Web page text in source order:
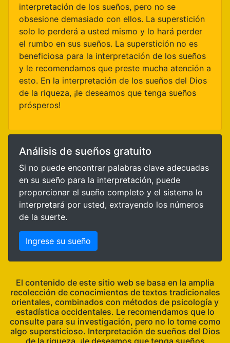
interpretación de los sueños, pero no se
obsesione demasiado con ellos. La superstición
solo lo perderá a usted mismo y lo hará perder
el rumbo en sus sueños. La superstición no es
beneficiosa para la interpretación de los sueños
y le recomendamos que preste mucha atención a
esto. En la interpretación de los sueños del Dios
de la riqueza, ¡le deseamos que tenga sueños
prósperos!
Análisis de sueños gratuito
Si no puede encontrar palabras clave adecuadas
en su sueño para la interpretación, puede
proporcionar el sueño completo y el sistema lo
interpretará por usted, extrayendo los números
de la suerte.
Ingrese su sueño
El contenido de este sitio web se basa en la amplia
recolección de conocimientos de textos tradicionales
orientales, combinados con métodos de psicología y
estadística occidentales. Le recomendamos que lo
consulte para su investigación, pero no lo tome como
algo supersticioso. Interpretación de sueños del Dios
de la riqueza, ¡le deseamos que tenga sueños